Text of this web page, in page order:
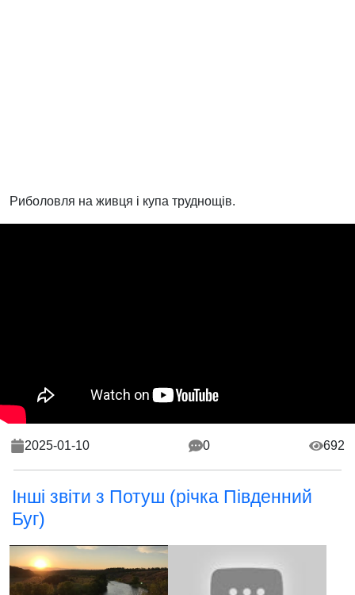
Риболовля на живця і купа труднощів.
2025-01-10 0 692
Інші звіти з Потуш (річка Південний
Буг)